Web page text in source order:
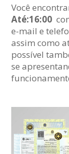
Você
Até:16:00
e-maile
assim como
possível
se